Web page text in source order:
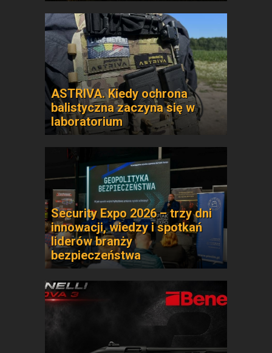
ASTRIVA. Kiedy ochrona
balistyczna zaczyna się w
laboratorium
Security Expo 2026 – trzy dni
innowacji, wiedzy i spotkań
liderów branży
bezpieczeństwa